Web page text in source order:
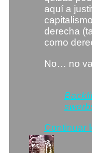
aquí a
derecha
como
No… no
Continuar
Autor
el